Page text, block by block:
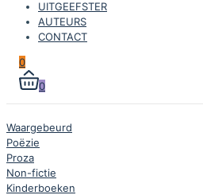
UITGEEFSTER
AUTEURS
CONTACT
0
0
Waargebeurd
Poëzie
Proza
Non-fictie
Kinderboeken